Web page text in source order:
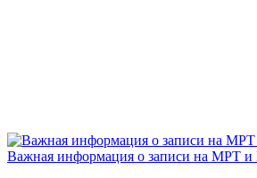
Важная информация о записи на МРТ